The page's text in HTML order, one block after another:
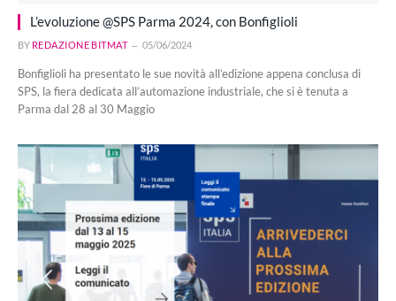
L’evoluzione @SPS Parma 2024, con Bonfiglioli
BY REDAZIONE BITMAT 05/06/2024
Bonfiglioli ha presentato le sue novità all’edizione appena conclusa di
SPS, la fiera dedicata all’automazione industriale, che si è tenuta a
Parma dal 28 al 30 Maggio